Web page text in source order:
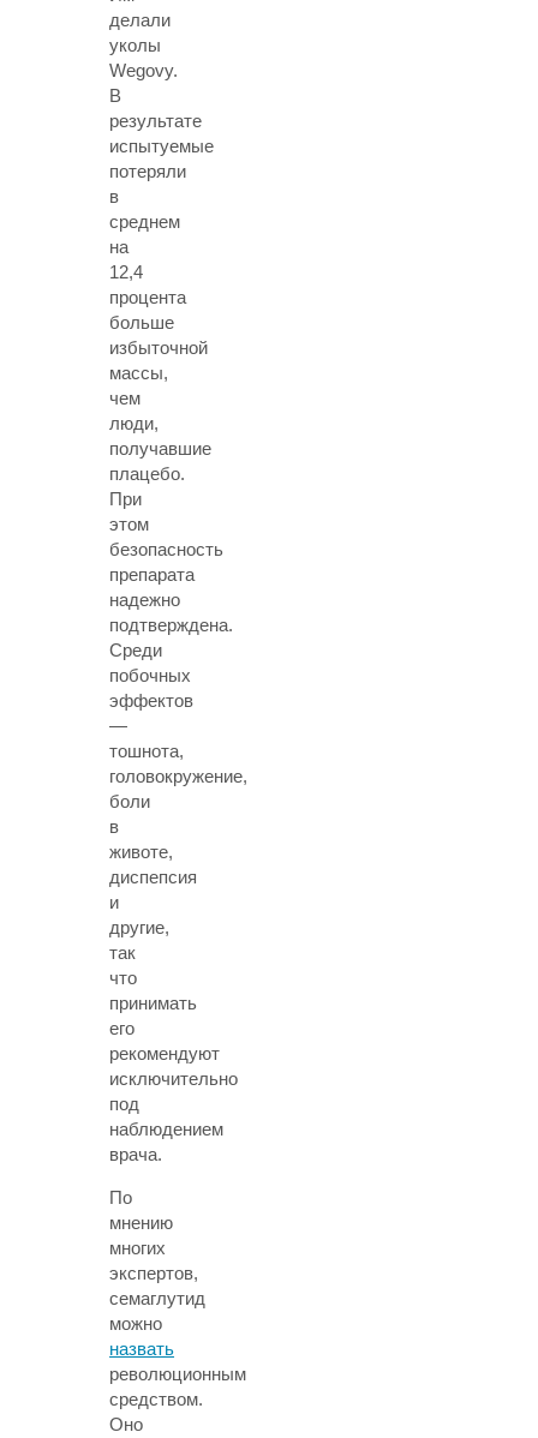
делали
уколы
Wegovy.
В
результате
испытуемые
потеряли
в
среднем
на
12,4
процента
больше
избыточной
массы,
чем
люди,
получавшие
плацебо.
При
этом
безопасность
препарата
надежно
подтверждена.
Среди
побочных
эффектов
—
тошнота,
головокружение,
боли
в
животе,
диспепсия
и
другие,
так
что
принимать
его
рекомендуют
исключительно
под
наблюдением
врача.
По
мнению
многих
экспертов,
семаглутид
можно
назвать
революционным
средством.
Оно